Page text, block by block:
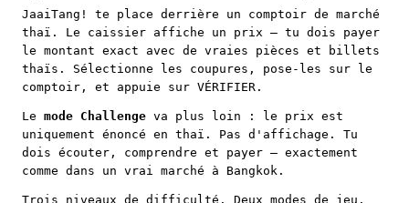
JaaiTang! te place derrière un comptoir de marché
thaï. Le caissier affiche un prix — tu dois payer
le montant exact avec de vraies pièces et billets
thaïs. Sélectionne les coupures, pose-les sur le
comptoir, et appuie sur VÉRIFIER.
Le mode Challenge va plus loin : le prix est
uniquement énoncé en thaï. Pas d'affichage. Tu
dois écouter, comprendre et payer — exactement
comme dans un vrai marché à Bangkok.
Trois niveaux de difficulté. Deux modes de jeu.